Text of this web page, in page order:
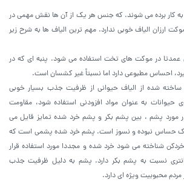
به کار برده می شوند. که جنس هر یک از آن ها نقش مهمی در
ارزان الیاف خوبی ندارد. مهم ترین الیاف ها به شرح زیر
عمدتا در موکت های تخت استفاده می شود. پنبه ای که در
احساس مطبوعی دارد اما نسبتاً غیر کشسان است.
شده از الیاف حیوانی از ظرفیت جذب بسیار خوبی
حیوانات به عنوان مواد افزودنی استفاده شود، مقاومت
مورد پشم ، بین پشم بکر و پشم خرد شده تمایز قایل می
حساس نبوده و نسوز است. پشم خرد شده پشمی است که
شناخته می شود خرد شده و مجددا مورد استفاده قرار
نسبت به پشم بکر دارد. پشم به دلیل ظرفیت جذب
مردم محبوبیت ویژه ای دارد.